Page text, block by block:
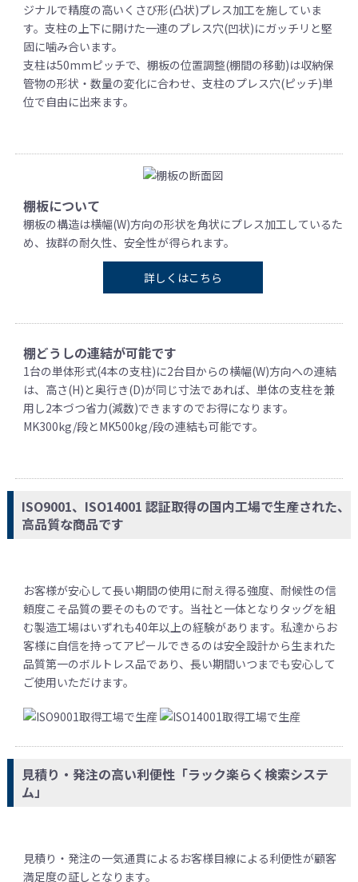
ジナルで精度の高いくさび形(凸状)プレス加工を施していま
す。支柱の上下に開けた一連のプレス穴(凹状)にガッチリと堅
固に噛み合います。
支柱は50mmピッチで、棚板の位置調整(棚間の移動)は収納保
管物の形状・数量の変化に合わせ、支柱のプレス穴(ピッチ)単
位で自由に出来ます。
棚板について
棚板の構造は横幅(W)方向の形状を角状にプレス加工しているた
め、抜群の耐久性、安全性が得られます。
詳しくはこちら
棚どうしの連結が可能です
1台の単体形式(4本の支柱)に2台目からの横幅(W)方向への連結
は、高さ(H)と奥行き(D)が同じ寸法であれば、単体の支柱を兼
用し2本づつ省力(減数)できますのでお得になります。
MK300kg/段とMK500kg/段の連結も可能です。
ISO9001、ISO14001 認証取得の国内工場で生産された、
高品質な商品です
お客様が安心して長い期間の使用に耐え得る強度、耐候性の信
頼度こそ品質の要そのものです。当社と一体となりタッグを組
む製造工場はいずれも40年以上の経験があります。私達からお
客様に自信を持ってアピールできるのは安全設計から生まれた
品質第一のボルトレス品であり、長い期間いつまでも安心して
ご使用いただけます。
見積り・発注の高い利便性「ラック楽らく検索システ
ム」
見積り・発注の一気通貫によるお客様目線による利便性が顧客
満足度の証しとなります。